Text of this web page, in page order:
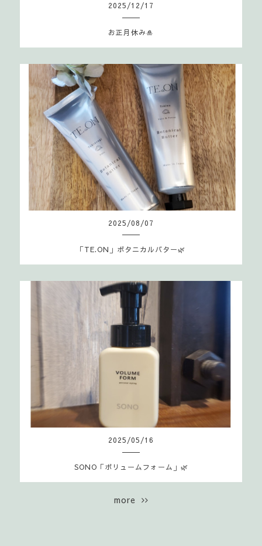
2025/12/17
お正月休み🎍
2025/08/07
「TE.ON」ボタニカルバター🌿
2025/05/16
SONO「ボリュームフォーム」🌿
more